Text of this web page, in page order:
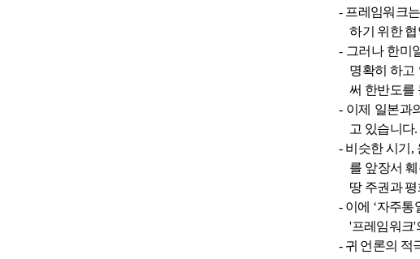
- 프레임워크
하기 위한
- 그러나 한미
명확히 하고
써 한반도를
- 이제 일본과
고 있습니다.
- 비슷한 시기 ,
를 앞장서
땅 주권과
- 이에 ‘자주통
'프레임워크'
- 귀 언론의 적